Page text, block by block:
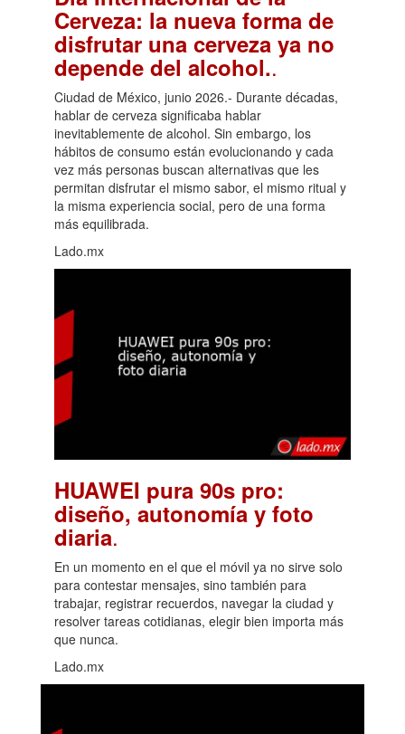
Cerveza: la nueva forma de
disfrutar una cerveza ya no
depende del alcohol..
Ciudad de México, junio 2026.- Durante décadas,
hablar de cerveza significaba hablar
inevitablemente de alcohol. Sin embargo, los
hábitos de consumo están evolucionando y cada
vez más personas buscan alternativas que les
permitan disfrutar el mismo sabor, el mismo ritual y
la misma experiencia social, pero de una forma
más equilibrada.
Lado.mx
HUAWEI pura 90s pro:
diseño, autonomía y foto
diaria.
En un momento en el que el móvil ya no sirve solo
para contestar mensajes, sino también para
trabajar, registrar recuerdos, navegar la ciudad y
resolver tareas cotidianas, elegir bien importa más
que nunca.
Lado.mx